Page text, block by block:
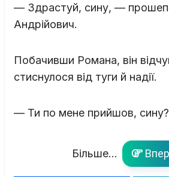
— Здрастуй, сину, —
Андрійович.
Побачивши Романа, він
стиснулося від туги й надії.
— Ти по мене прийшов, сину?
Більше...